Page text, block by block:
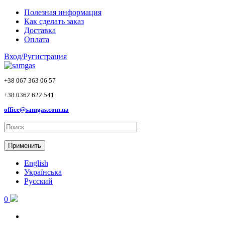
Skip to main content
Полезная информация
Как сделать заказ
Доставка
Оплата
Вход/Ругистрация
+38 067 363 06 57
+38 0362 622 541
office@samgas.com.ua
Применить
English
Українська
Русский
0